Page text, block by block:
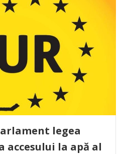
legea
la apă al